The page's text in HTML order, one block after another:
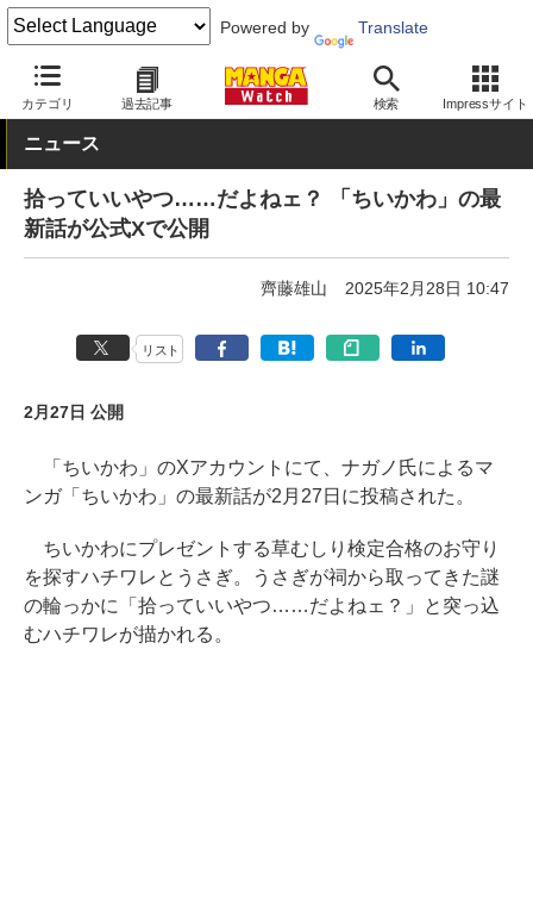
Powered by Translate
カテゴリ 過去記事 検索 Impressサイト
MANGA Watch Web/アプリ
ニュース
拾っていいやつ……だよねェ？ 「ちいかわ」の最
新話が公式Xで公開
齊藤雄山 2025年2月28日 10:47
リスト
2月27日 公開
「ちいかわ」のXアカウントにて、ナガノ氏によるマ
ンガ「ちいかわ」の最新話が2月27日に投稿された。
ちいかわにプレゼントする草むしり検定合格のお守り
を探すハチワレとうさぎ。うさぎが祠から取ってきた謎
の輪っかに「拾っていいやつ……だよねェ？」と突っ込
むハチワレが描かれる。